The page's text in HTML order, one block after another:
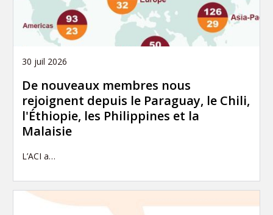
30 juil 2026
De nouveaux membres nous
rejoignent depuis le Paraguay, le Chili,
l'Éthiopie, les Philippines et la
Malaisie
L’ACI a…